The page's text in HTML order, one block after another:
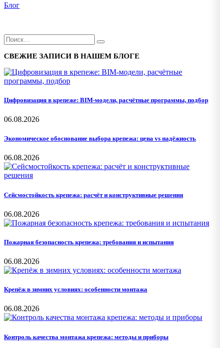
Блог
СВЕЖИЕ ЗАПИСИ В НАШЕМ БЛОГЕ
Цифровизация в крепеже: BIM-модели, расчётные программы, подбор
06.08.2026
Экономическое обоснование выбора крепежа: цена vs надёжность
06.08.2026
Сейсмостойкость крепежа: расчёт и конструктивные решения
06.08.2026
Пожарная безопасность крепежа: требования и испытания
06.08.2026
Крепёж в зимних условиях: особенности монтажа
06.08.2026
Контроль качества монтажа крепежа: методы и приборы